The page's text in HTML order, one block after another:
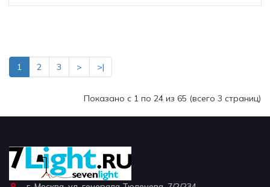
1 2 3 > >|
Показано с 1 по 24 из 65 (всего 3 страниц)